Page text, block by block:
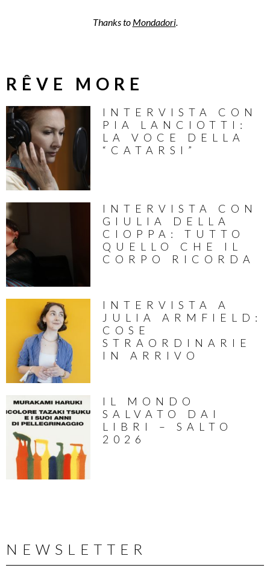
Thanks to Mondadori.
RÊVE MORE
INTERVISTA CON
PIA LANCIOTTI:
LA VOCE DELLA
“CATARSI”
INTERVISTA CON
GIULIA DELLA
CIOPPA: TUTTO
QUELLO CHE IL
CORPO RICORDA
INTERVISTA A
JULIA ARMFIELD:
COSE
STRAORDINARIE
IN ARRIVO
IL MONDO
SALVATO DAI
LIBRI – SALTO
2026
NEWSLETTER